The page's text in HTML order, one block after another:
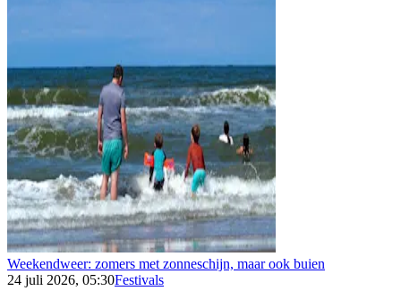
Weekendweer: zomers met zonneschijn, maar ook buien
24 juli 2026, 05:30Festivals